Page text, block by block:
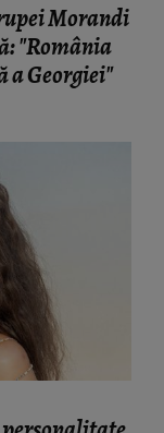
Morandi
"România
Georgiei"